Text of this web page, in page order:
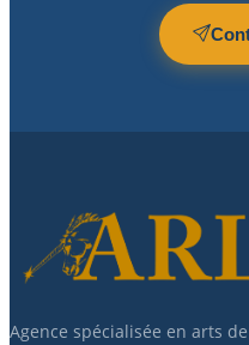
Agence spécialisée en arts